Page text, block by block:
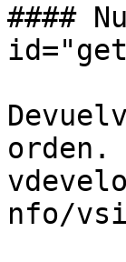
####
orden.
nfo/